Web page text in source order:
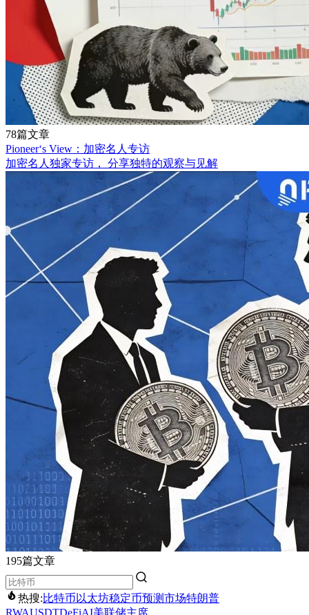
78篇文章
Pioneer‘s View：加密名人专访
加密名人独家专访， 分享独特的观察与见解
195篇文章
热搜:比特币 以太坊稳定币预测市场特朗普